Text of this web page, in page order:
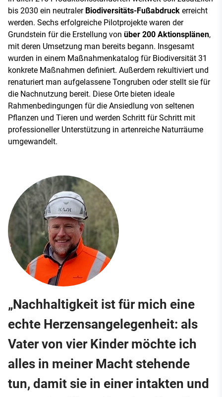
bis 2030 ein neutraler Biodiversitäts-Fußabdruck erreicht
werden. Sechs erfolgreiche Pilotprojekte waren der
Grundstein für die Erstellung von über 200 Aktionsplänen,
mit deren Umsetzung man bereits begann. Insgesamt
wurden in einem Maßnahmenkatalog für Biodiversität 31
konkrete Maßnahmen definiert. Außerdem rekultiviert und
renaturiert man aufgelassene Tongruben oder stellt sie für
die Nachnutzung bereit. Diese Orte bieten ideale
Rahmenbedingungen für die Ansiedlung von seltenen
Pflanzen und Tieren und werden Schritt für Schritt mit
professioneller Unterstützung in artenreiche Naturräume
umgewandelt.
„Nachhaltigkeit ist für mich eine
echte Herzensangelegenheit: als
Vater von vier Kinder möchte ich
alles in meiner Macht stehende
tun, damit sie in einer intakten und